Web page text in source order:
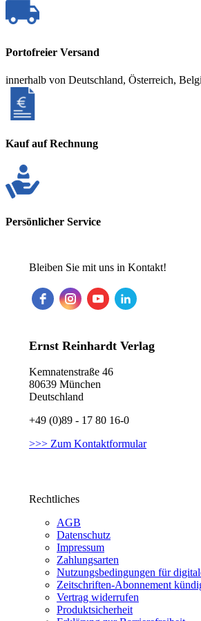
Portofreier Versand
innerhalb von Deutschland, Österreich,
Kauf auf Rechnung
Persönlicher Service
Bleiben Sie mit uns in Kontakt!
Ernst Reinhardt Verlag
Kemnatenstraße 46
80639 München
Deutschland
+49 (0)89 - 17 80 16-0
>>> Zum Kontaktformular
Rechtliches
AGB
Datenschutz
Impressum
Zahlungsarten
Nutzungsbedingungen für
Zeitschriften-Abonnement
Vertrag widerrufen
Produktsicherheit